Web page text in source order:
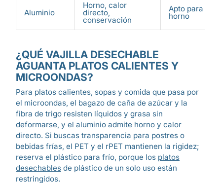
Aluminio
Horno, calor
directo,
conservación
Apto para
horno
¿QUÉ VAJILLA DESECHABLE
AGUANTA PLATOS CALIENTES Y
MICROONDAS?
Para platos calientes, sopas y comida que pasa por
el microondas, el bagazo de caña de azúcar y la
fibra de trigo resisten líquidos y grasa sin
deformarse, y el aluminio admite horno y calor
directo. Si buscas transparencia para postres o
bebidas frías, el PET y el rPET mantienen la rigidez;
reserva el plástico para frío, porque los platos
desechables de plástico de un solo uso están
restringidos.